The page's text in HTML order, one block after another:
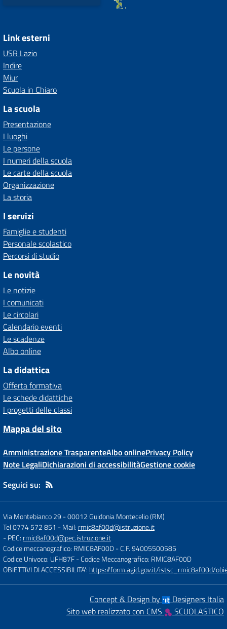
Link esterni
USR Lazio
Indire
Miur
Scuola in Chiaro
La scuola
Presentazione
I luoghi
Le persone
I numeri della scuola
Le carte della scuola
Organizzazione
La storia
I servizi
Famiglie e studenti
Personale scolastico
Percorsi di studio
Le novità
Le notizie
I comunicati
Le circolari
Calendario eventi
Le scadenze
Albo online
La didattica
Offerta formativa
Le schede didattiche
I progetti delle classi
Mappa del sito
Amministrazione TrasparenteAlbo onlinePrivacy Policy
Note LegaliDichiarazioni di accessibilitàGestione cookie
Seguici su:
Via Montebianco 29 -00012 Guidonia Montecelio (RM)
Tel 0774 572 851 - Mail: rmic8af00d@istruzione.it
- PEC: rmic8af00d@pec.istruzione.it
Codice meccanografico: RMIC8AF00D- C.F. 94005500585
Codice Univoco: UFH87F- Codice Meccanografico: RMIC8AF00D
OBIETTIVI DI ACCESSIBILITA': https://form.agid.gov.it/istsc_rmic8af00d/
Concept & Design by
Designers Italia
Sito web realizzato con CMS
SCUOLASTICO